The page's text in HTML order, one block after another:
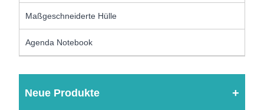
Maßgeschneiderte Hülle
Agenda Notebook
Neue Produkte